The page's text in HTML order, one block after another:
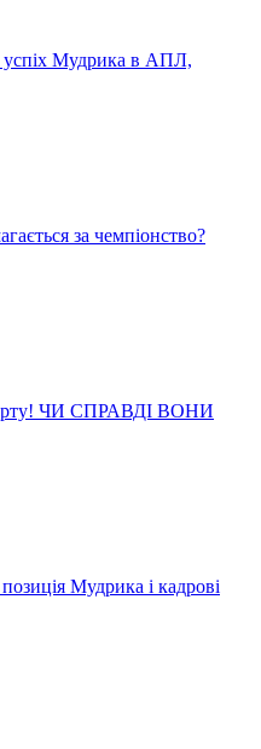
Мудрика в АПЛ,
за чемпіонство?
ЧИ СПРАВДІ ВОНИ
Мудрика і кадрові